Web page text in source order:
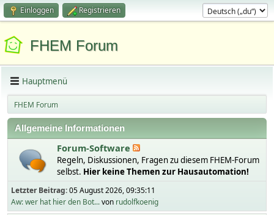
Einloggen Registrieren
FHEM Forum
Hauptmenü
FHEM Forum
Allgemeine Informationen
Forum-Software
Regeln, Diskussionen, Fragen zu diesem FHEM-Forum
selbst. Hier keine Themen zur Hausautomation!
Letzter Beitrag:05 August 2026, 09:35:11
Aw: wer hat hier den Bot...von rudolfkoenig